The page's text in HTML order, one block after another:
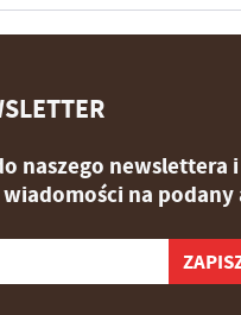
naszego newslettera
na podany